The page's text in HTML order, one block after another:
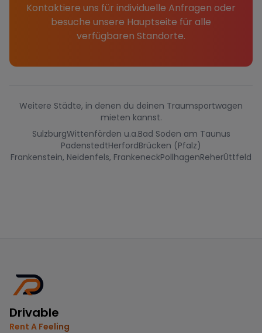
Kontaktiere uns für individuelle Anfragen oder
besuche unsere Hauptseite für alle
verfügbaren Standorte.
Weitere Städte, in denen du deinen Traumsportwagen
mieten kannst.
SulzburgWittenförden u.a.Bad Soden am Taunus
PadenstedtHerfordBrücken (Pfalz)
Frankenstein, Neidenfels, FrankeneckPollhagenReherÜttfeld
Drivable
Rent A Feeling